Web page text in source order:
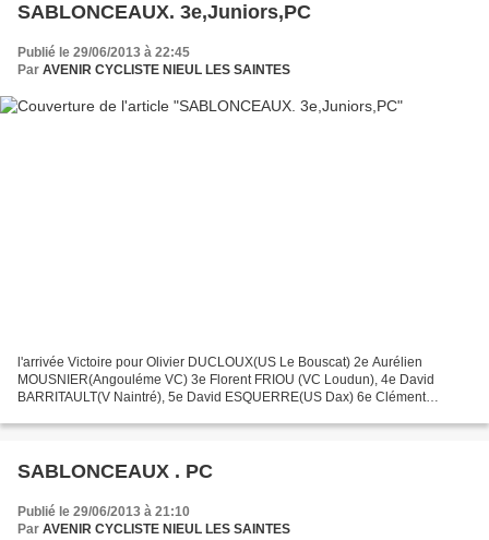
SABLONCEAUX. 3e,Juniors,PC
Publié le 29/06/2013 à 22:45
Par AVENIR CYCLISTE NIEUL LES SAINTES
l'arrivée Victoire pour Olivier DUCLOUX(US Le Bouscat) 2e Aurélien
MOUSNIER(Angouléme VC) 3e Florent FRIOU (VC Loudun), 4e David
BARRITAULT(V Naintré), 5e David ESQUERRE(US Dax) 6e Clément
SABLONCEAUX . PC
Publié le 29/06/2013 à 21:10
Par AVENIR CYCLISTE NIEUL LES SAINTES